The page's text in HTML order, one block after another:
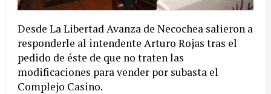
Desde La Libertad Avanza de Necochea salieron a
responderle al intendente Arturo Rojas tras el
pedido de éste de que no traten las
modificaciones para vender por subasta el
Complejo Casino.